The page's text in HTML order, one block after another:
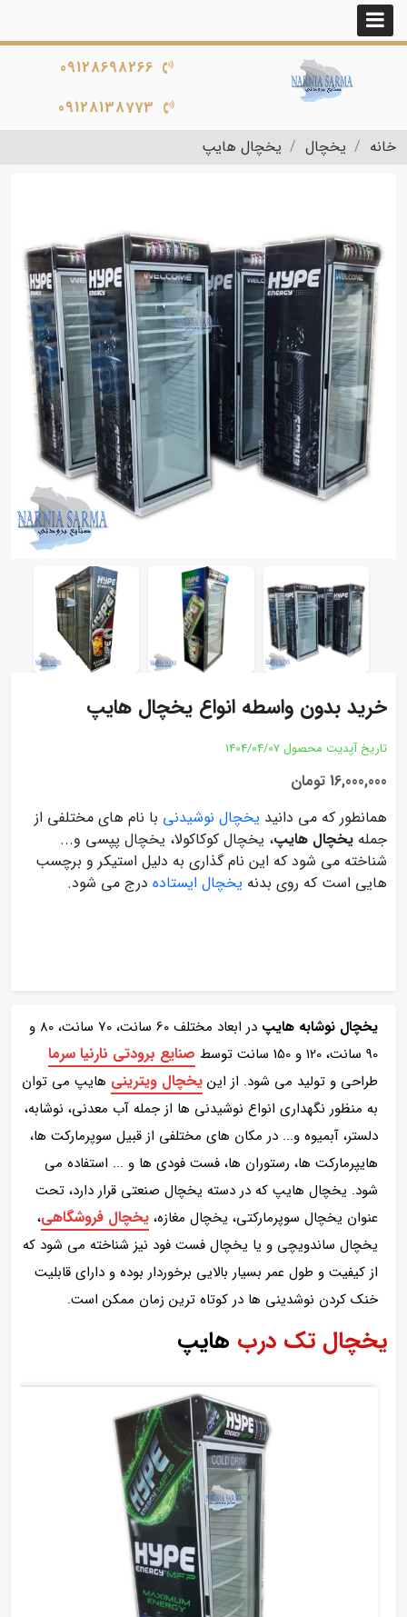
09128698266
09128138773
خانه
یخچال یخچال هایپ
خرید بدون واسطه انواع یخچال هایپ
تاریخ آپدیت محصول 1404/04/07
16,000,000 تومان
همانطور که می دانید یخچال نوشیدنی با نام های مختلفی از
جمله یخچال هایپ، یخچال کوکاکولا، یخچال پپسی و...
شناخته می شود که این نام گذاری به دلیل استیکر و برچسب
هایی است که روی بدنه یخچال ایستاده درج می شود.
یخچال نوشابه هایپ
در ابعاد مختلف 60 سانت، 70 سانت، 80 و
90 سانت، 120 و 150 سانت توسط
صنایع برودتی نارنیا سرما
طراحی و تولید می شود. از این یخچال ویترینی هایپ می توان
به منظور نگهداری انواع نوشیدنی ها از جمله آب معدنی، نوشابه،
دلستر، آبمیوه و... در مکان های مختلفی از قبیل سوپرمارکت ها،
هایپرمارکت ها، رستوران ها، فست فودی ها و ... استفاده می
شود. یخچال هایپ که در دسته یخچال صنعتی قرار دارد، تحت
عنوان یخچال سوپرمارکتی، یخچال مغازه، یخچال فروشگاهی،
یخچال ساندویچی و یا یخچال فست فود نیز شناخته می شود که
از کیفیت و طول عمر بسیار بالایی برخوردار بوده و دارای قابلیت
خنک کردن نوشدینی ها در کوتاه ترین زمان ممکن است.
یخچال تک درب هایپ